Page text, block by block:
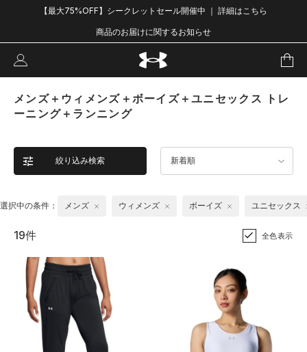
【最大75%OFF】シークレットセール開催中 ｜ 詳細はこちら
商品のお届けに関するお知らせ
メンズ＋ウィメンズ＋ボーイズ＋ユニセックス トレ
ーニング＋ランニング
絞り込み検索 新着順
選択中の条件： メンズ ウィメンズ ボーイズ ユニセックス
19件 全色表示